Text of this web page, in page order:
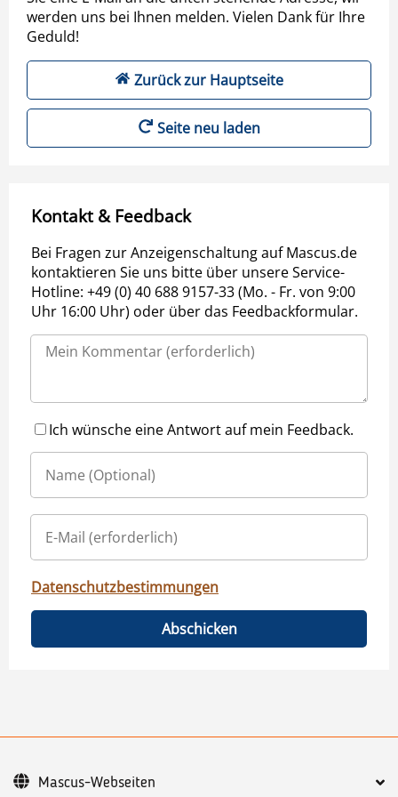
werden uns bei Ihnen melden. Vielen Dank für Ihre
Geduld!
Zurück zur Hauptseite
Seite neu laden
Kontakt & Feedback
Bei Fragen zur Anzeigenschaltung auf Mascus.de
kontaktieren Sie uns bitte über unsere Service-
Hotline: +49 (0) 40 688 9157-33 (Mo. - Fr. von 9:00
Uhr 16:00 Uhr) oder über das Feedbackformular.
Ich wünsche eine Antwort auf mein Feedback.
Datenschutzbestimmungen
Abschicken
Mascus-Webseiten